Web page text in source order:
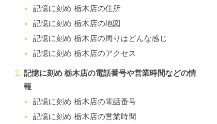
記憶に刻め 栃木店の住所
記憶に刻め 栃木店の地図
記憶に刻め 栃木店の周りはどんな感じ
記憶に刻め 栃木店のアクセス
記憶に刻め 栃木店の電話番号や営業時間などの情
報
記憶に刻め 栃木店の電話番号
記憶に刻め 栃木店の営業時間